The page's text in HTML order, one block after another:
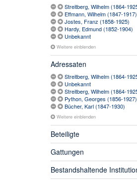
Streitberg, Wilhelm (1864-
Effmann, Wilhelm (1847-1917)
Jostes, Franz (1858-1925)
Hardy, Edmund (1852-1904)
Unbekannt
Weitere einblenden
Adressaten
Streitberg, Wilhelm (1864-
Unbekannt
Bücher, Karl (1847-1930)
Weitere einblenden
Beteiligte
Gattungen
Bestandshaltende